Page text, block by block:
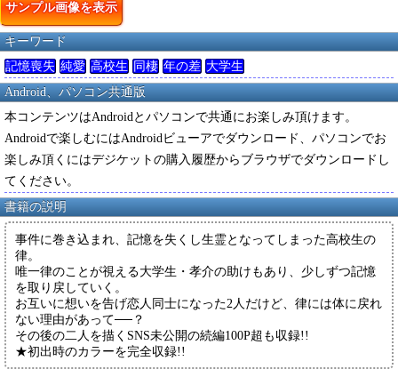
サンプル画像を表示
キーワード
記憶喪失 純愛 高校生 同棲 年の差 大学生
Android、パソコン共通版
本コンテンツはAndroidとパソコンで共通にお楽しみ頂けます。
Androidで楽しむにはAndroidビューアでダウンロード、パソコンでお
楽しみ頂くにはデジケットの購入履歴からブラウザでダウンロードし
てください。
書籍の説明
事件に巻き込まれ、記憶を失くし生霊となってしまった高校生の
律。
唯一律のことが視える大学生・孝介の助けもあり、少しずつ記憶
を取り戻していく。
お互いに想いを告げ恋人同士になった2人だけど、律には体に戻れ
ない理由があって──？
その後の二人を描くSNS未公開の続編100P超も収録!!
★初出時のカラーを完全収録!!